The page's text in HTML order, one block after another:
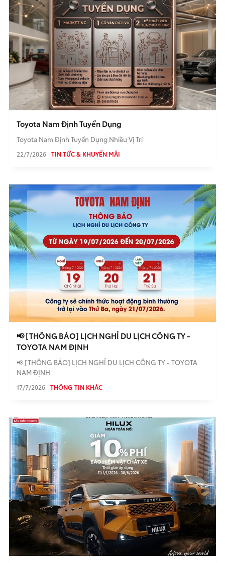
Toyota Nam Định Tuyển Dụng
Toyota Nam Định Tuyển Dụng Nhiều Vị Trí
22/7/2026 TIN TỨC & KHUYẾN MÃI
📢 [THÔNG BÁO] LỊCH NGHỈ DU LỊCH CÔNG TY -
TOYOTA NAM ĐỊNH
📢 [THÔNG BÁO] LỊCH NGHỈ DU LỊCH CÔNG TY - TOYOTA
NAM ĐỊNH
17/7/2026 THÔNG TIN KHÁC